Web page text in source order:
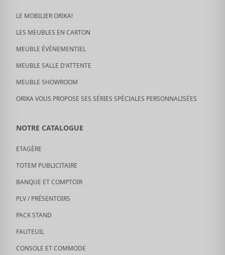
LE MOBILIER ORIKA!
LES MEUBLES EN CARTON
MEUBLE ÉVÈNEMENTIEL
MEUBLE SALLE D'ATTENTE
MEUBLE SHOWROOM
ORIKA VOUS PROPOSE SES SÉRIES SPÉCIALES PERSONNALISÉES
NOTRE CATALOGUE
ETAGÈRE
TOTEM PUBLICITAIRE
BANQUE ET COMPTOIR
PLV / PRÉSENTOIRS
PACK STAND
FAUTEUIL
CONSOLE ET COMMODE